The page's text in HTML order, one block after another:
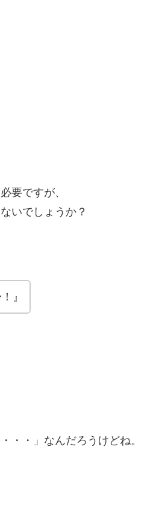
要ですが、
いでしょうか？
』
・・」なんだろうけどね。